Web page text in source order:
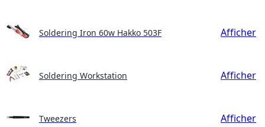
Soldering Iron 60w Hakko 503F Afficher
Soldering Workstation Afficher
Tweezers Afficher